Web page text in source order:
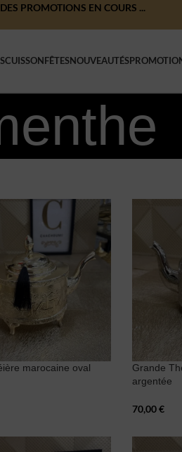
PROMOTIONS EN COURS ...
CUISSONFÊTESNOUVEAUTÉS
marocaine oval
Grande
argentée
70,00€